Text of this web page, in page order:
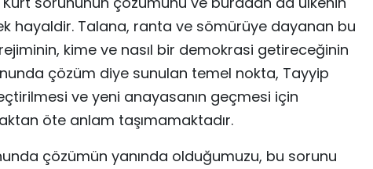
hayaldir. Talana, ranta ve sömürüye dayanan bu
kime ve nasıl bir demokrasi getireceğinin
çözüm diye sunulan temel nokta, Tayyip
ve yeni anayasanın geçmesi için
öte anlam taşımamaktadır.
çözümün yanında olduğumuzu, bu sorunu